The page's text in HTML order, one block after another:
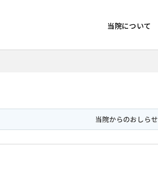
当院について
当院からのおしらせ